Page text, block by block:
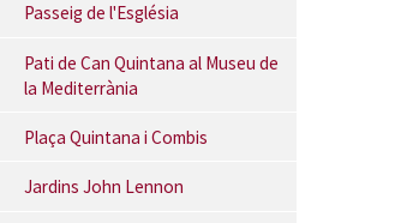
Passeig de l'Església
Pati de Can Quintana al Museu de
la Mediterrània
Plaça Quintana i Combis
Jardins John Lennon